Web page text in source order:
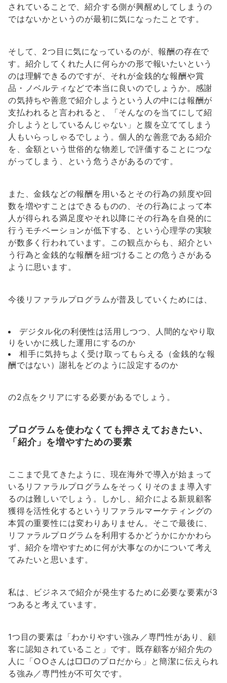
されていることで、紹介する側が興醒めしてしまうの
ではないかというのが最初に気になったことです。
そして、2つ目に気になっているのが、報酬の存在で
す。紹介してくれた人に何らかの形で報いたいという
のは理解できるのですが、それが金銭的な報酬や賞
品・ノベルティなどで本当に良いのでしょうか。感謝
の気持ちや善意で紹介しようという人の中には報酬が
支払われると言われると、「そんなのを当てにして紹
介しようとしているんじゃない」と腹を立ててしまう
人もいらっしゃるでしょう。個人的な善意である紹介
を、金額という世俗的な物差しで評価することにつな
がってしまう、という危うさがあるのです。
また、金銭などの報酬を用いるとその行為の頻度や回
数を増やすことはできるものの、その行為によって本
人が得られる満足度やそれ以降にその行為を自発的に
行うモチベーションが低下する、という心理学の実験
が数多く行われています。この観点からも、紹介とい
う行為と金銭的な報酬を紐づけることの危うさがある
ように思います。
今後リファラルプログラムが普及していくためには、
デジタル化の利便性は活用しつつ、人間的なやり取
りをいかに残した運用にするのか
相手に気持ちよく受け取ってもらえる（金銭的な報
酬ではない）謝礼をどのように設定するのか
の2点をクリアにする必要があるでしょう。
プログラムを使わなくても押さえておきたい、
「紹介」を増やすための要素
ここまで見てきたように、現在海外で導入が始まって
いるリファラルプログラムをそっくりそのまま導入す
るのは難しいでしょう。しかし、紹介による新規顧客
獲得を活性化するというリファラルマーケティングの
本質の重要性には変わりありません。そこで最後に、
リファラルプログラムを利用するかどうかにかかわら
ず、紹介を増やすために何が大事なのかについて考え
てみたいと思います。
私は、ビジネスで紹介が発生するために必要な要素が3
つあると考えています。
1つ目の要素は「わかりやすい強み／専門性があり、顧
客に認知されていること」です。既存顧客が紹介先の
人に「○○さんは□□のプロだから」と簡潔に伝えられ
る強み／専門性が不可欠です。